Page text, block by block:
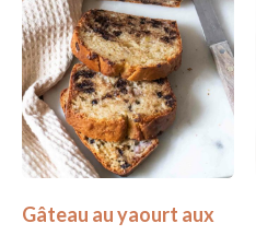
Gâteau au yaourt aux